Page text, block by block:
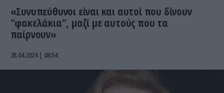
«Συνυπεύθυνοι είναι και αυτοί που δίνουν
"φακελάκια", μαζί με αυτούς που τα
παίρνουν»
28.04.2024 | 08:54